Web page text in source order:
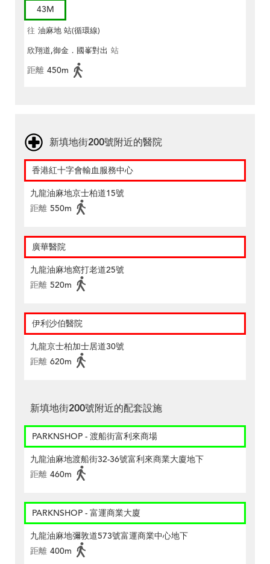
43M
往 油麻地 站(循環線)
欣翔道,御金．國峯對出 站
距離 450m
新填地街200號附近的醫院
香港紅十字會輸血服務中心
九龍油麻地京士柏道15號
距離 550m
廣華醫院
九龍油麻地窩打老道25號
距離 520m
伊利沙伯醫院
九龍京士柏加士居道30號
距離 620m
新填地街200號附近的配套設施
PARKNSHOP - 渡船街富利來商場
九龍油麻地渡船街32-36號富利來商業大廈地下
距離 460m
PARKNSHOP - 富運商業大廈
九龍油麻地彌敦道573號富運商業中心地下
距離 400m